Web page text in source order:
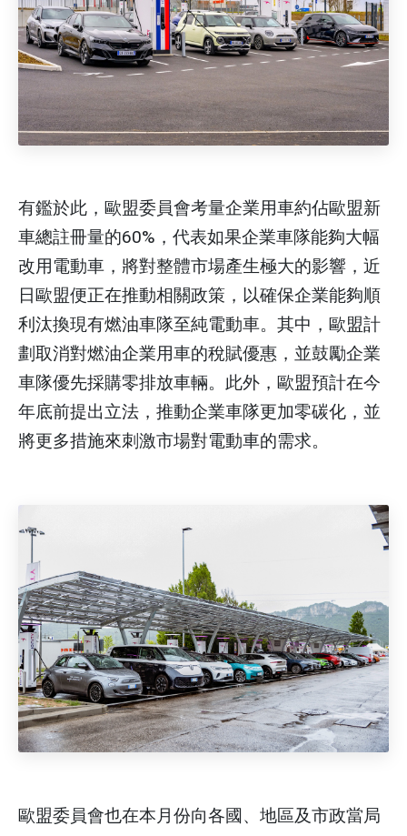
有鑑於此，歐盟委員會考量企業用車約佔歐盟新
車總註冊量的60%，代表如果企業車隊能夠大幅
改用電動車，將對整體市場產生極大的影響，近
日歐盟便正在推動相關政策，以確保企業能夠順
利汰換現有燃油車隊至純電動車。其中，歐盟計
劃取消對燃油企業用車的稅賦優惠，並鼓勵企業
車隊優先採購零排放車輛。此外，歐盟預計在今
年底前提出立法，推動企業車隊更加零碳化，並
將更多措施來刺激市場對電動車的需求。
歐盟委員會也在本月份向各國、地區及市政當局